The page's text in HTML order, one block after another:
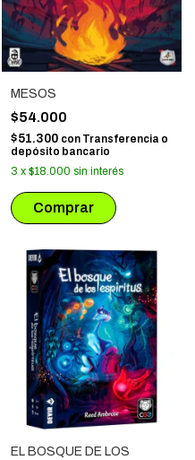
MESOS
$54.000
$51.300 con Transferencia o
depósito bancario
3 x $18.000 sin interés
EL BOSQUE DE LOS